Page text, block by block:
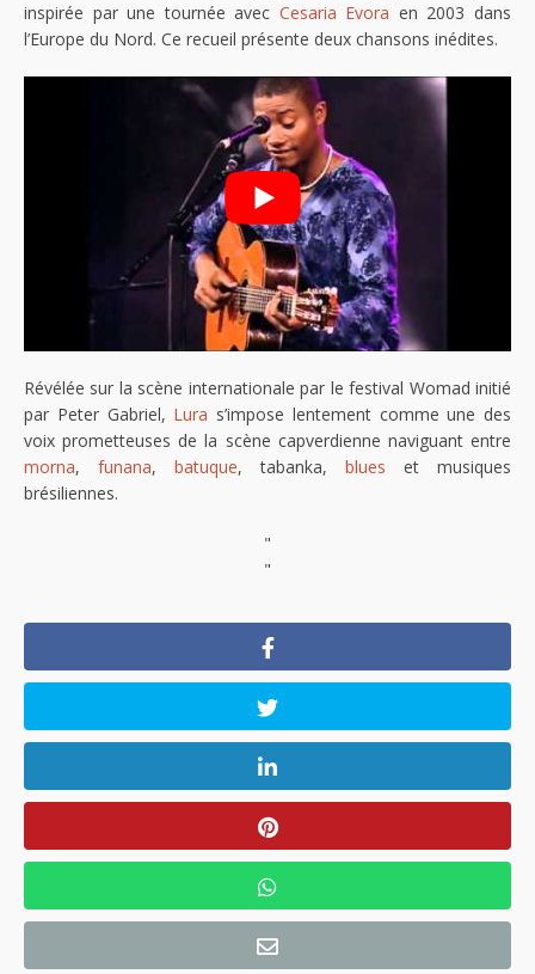
inspirée par une tournée avec Cesaria Evora en 2003 dans
l’Europe du Nord. Ce recueil présente deux chansons inédites.
Révélée sur la scène internationale par le festival Womad initié
par Peter Gabriel, Lura s’impose lentement comme une des
voix prometteuses de la scène capverdienne naviguant entre
morna, funana, batuque, tabanka, blues et musiques
brésiliennes.
"
"